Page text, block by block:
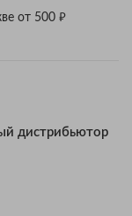
от 500 ₽
дистрибьютор